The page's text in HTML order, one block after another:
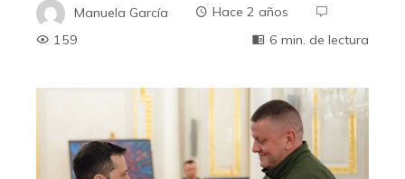
Manuela García
Hace 2 años
159
6 min. de lectura